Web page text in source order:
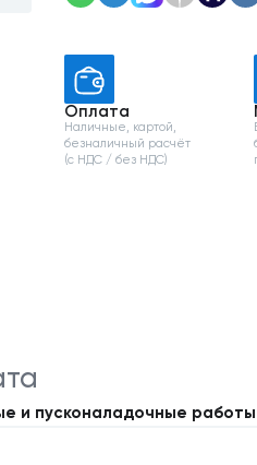
Оплата
Наличные, картой,
безналичный расчёт
(с НДС / без НДС)
и пусконаладочные